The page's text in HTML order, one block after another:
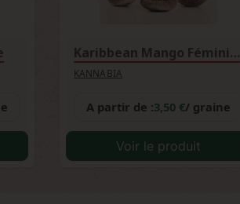
Karibbean Mango Féminisée
KANNABIA
A partir de :3,50 €/ graine
Voir le produit